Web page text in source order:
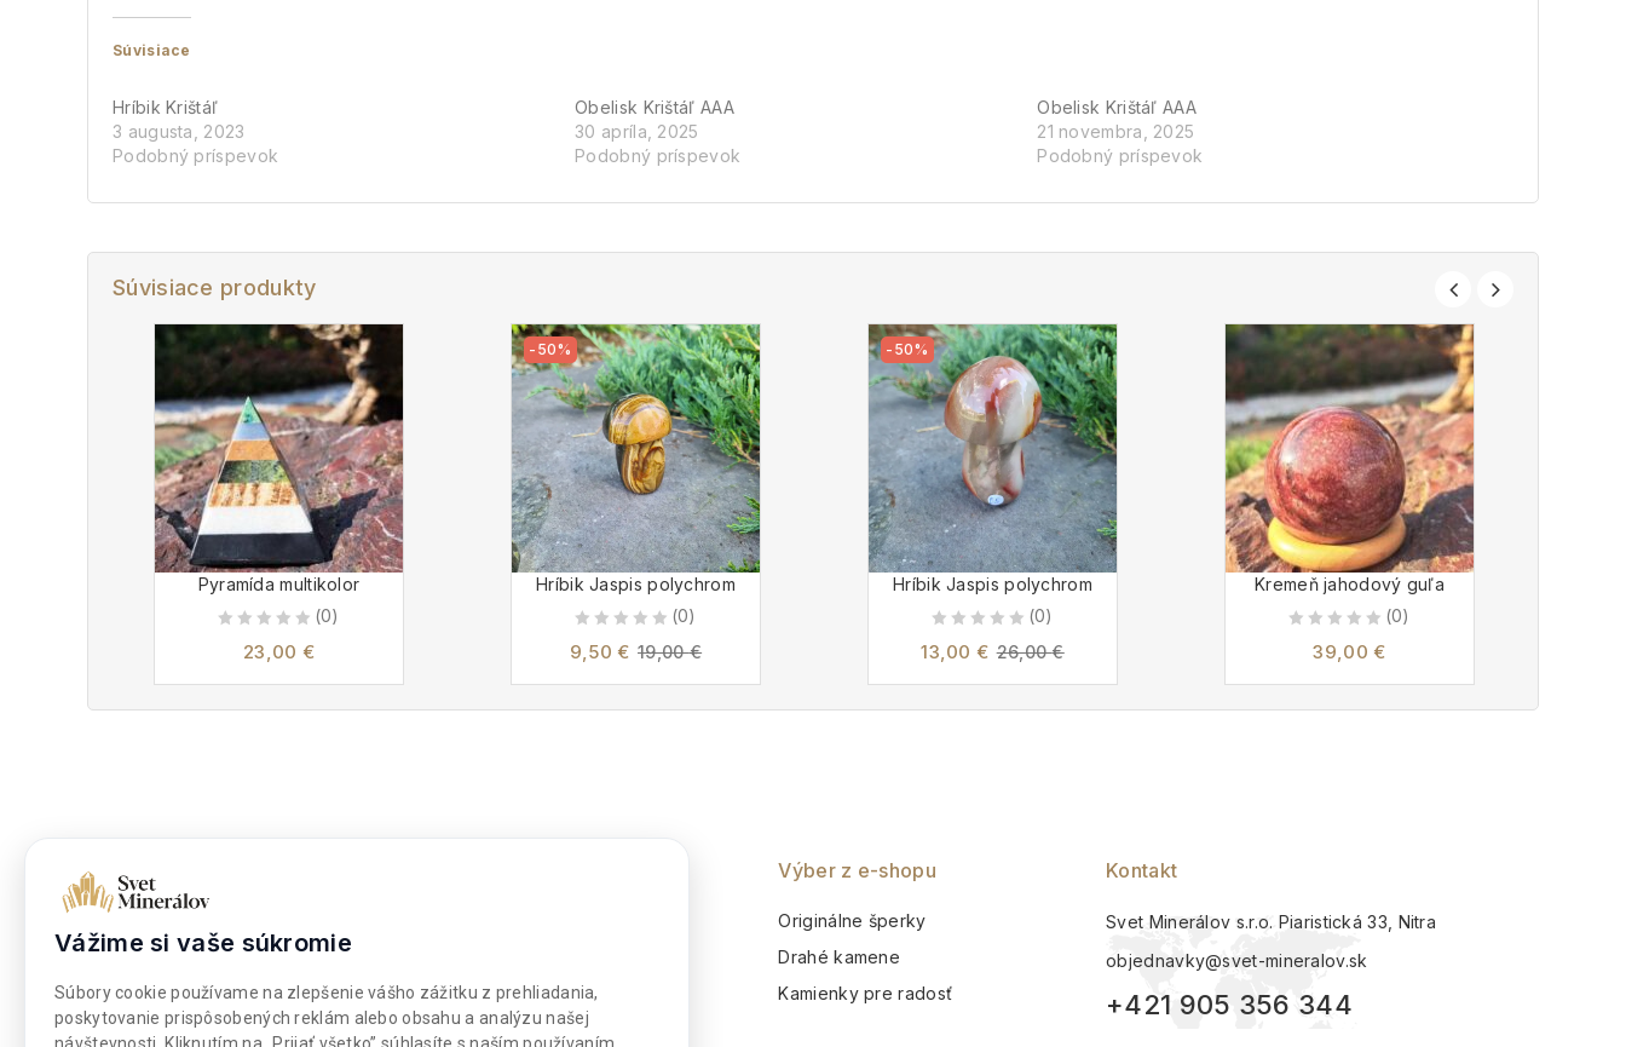
Súvisiace
Hríbik Krištáľ
3 augusta, 2023
Podobný príspevok
Obelisk Krištáľ AAA
30 apríla, 2025
Podobný príspevok
Obelisk Krištáľ AAA
21 novembra, 2025
Podobný príspevok
Súvisiace produkty
Pyramída multikolor
(0)
23,00 €
-50%
Hríbik Jaspis polychrom
(0)
9,50 € 19,00€
-50%
Hríbik Jaspis polychrom
(0)
13,00 € 26,00€
Kremeň jahodový guľa
(0)
39,00 €
Dokumenty
Súbory cookies
Platba a doprava
Pokladňa
Výber z e-shopu
Originálne šperky
Drahé kamene
Kamienky pre radosť
Kontakt
Svet Minerálov s.r.o. Piaristická 33, Nitra
objednavky@svet-mineralov.sk
+421 905 356 344
Vážime si vaše súkromie
Súbory cookie používame na zlepšenie vášho zážitku z prehliadania,
poskytovanie prispôsobených reklám alebo obsahu a analýzu našej